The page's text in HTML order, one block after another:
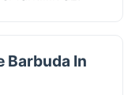
Barbuda In